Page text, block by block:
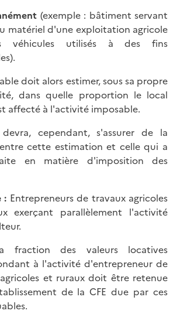
(exemple : bâtiment servant
matériel d'une exploitation agricole
utilisés à des fins
doit alors estimer, sous sa propre
dans quelle proportion le local
affecté à l'activité imposable.
cependant, s'assurer de la
cette estimation et celle qui a
en matière d'imposition des
: Entrepreneurs de travaux agricoles
exerçant parallèlement l'activité
fraction des valeurs locatives
à l'activité d'entrepreneur de
et ruraux doit être retenue
de la CFE due par ces